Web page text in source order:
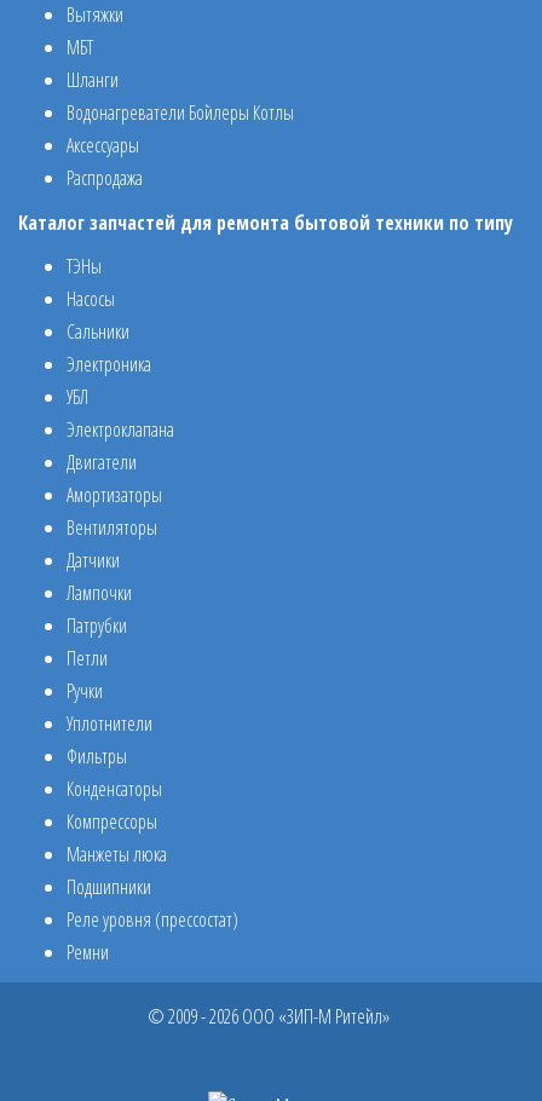
Вытяжки
МБТ
Шланги
Водонагреватели Бойлеры Котлы
Аксессуары
Распродажа
Каталог запчастей для ремонта бытовой техники по типу
ТЭНы
Насосы
Сальники
Электроника
УБЛ
Электроклапана
Двигатели
Амортизаторы
Вентиляторы
Датчики
Лампочки
Патрубки
Петли
Ручки
Уплотнители
Фильтры
Конденсаторы
Компрессоры
Манжеты люка
Подшипники
Реле уровня (прессостат)
Ремни
© 2009 - 2026 ООО «ЗИП-М Ритейл»